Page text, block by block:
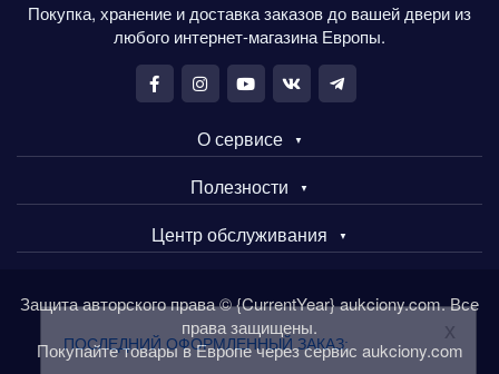
ПОСЛЕДНИЙ ОФОРМЛЕННЫЙ ЗАКАЗ:
x
Покупка, хранение и доставка заказов до вашей двери из
любого интернет-магазина Европы.
О сервисе
Полезности
Центр обслуживания
Защита авторского права © {CurrentYear} aukciony.com. Все
права защищены.
Покупайте товары в Европе через сервис aukciony.com